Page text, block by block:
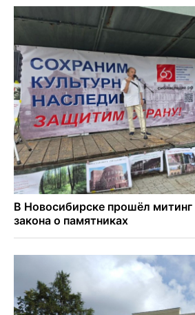
Персидский ковер «108 шахов»
Востока в Новосибирск
Актриса из Новосибирска Евгения
в сериале «Малой»